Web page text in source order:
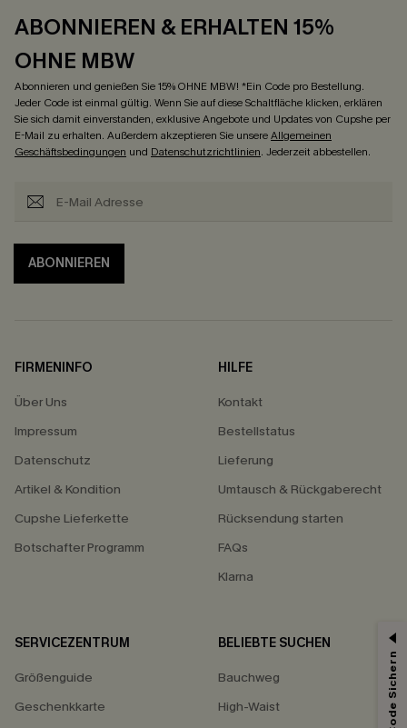
ABONNIEREN & ERHALTEN 15%
OHNE MBW
Abonnieren und genießen Sie 15% OHNE MBW! *Ein Code pro Bestellung.
Jeder Code ist einmal gültig. Wenn Sie auf diese Schaltfläche klicken, erklären
Sie sich damit einverstanden, exklusive Angebote und Updates von Cupshe per
E-Mail zu erhalten. Außerdem akzeptieren Sie unsereAllgemeinen
Geschäftsbedingungen und Datenschutzrichtlinien. Jederzeit abbestellen.
ABONNIEREN
FIRMENINFO
Über Uns
Impressum
Datenschutz
Artikel & Kondition
Cupshe Lieferkette
Botschafter Programm
HILFE
Kontakt
Bestellstatus
Lieferung
Umtausch & Rückgaberecht
Rücksendung starten
FAQs
Klarna
SERVICEZENTRUM
Größenguide
Geschenkkarte
BELIEBTE SUCHEN
Bauchweg
High-Waist
15% ERHALTEN
15% ohne MBW für E-Mail-Abonnenten.
*Ein Code pro Bestellung. Jeder Code ist einmal gültig.